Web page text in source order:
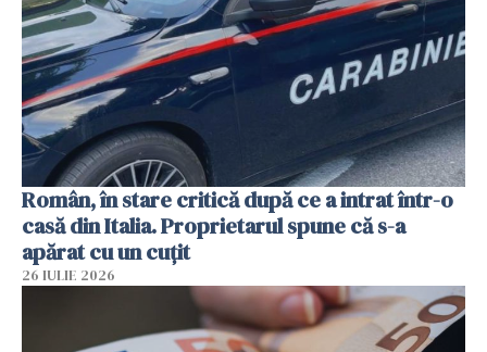
Român, în stare critică după ce a intrat într-o
casă din Italia. Proprietarul spune că s-a
apărat cu un cuțit
26 IULIE 2026